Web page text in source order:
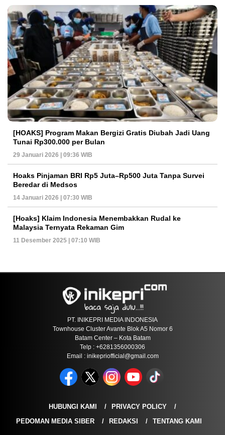
[HOAKS] Program Makan Bergizi Gratis Diubah Jadi Uang
Tunai Rp300.000 per Bulan
29 Januari 2026 | 09:36 WIB
Hoaks Pinjaman BRI Rp5 Juta–Rp500 Juta Tanpa Survei
Beredar di Medsos
14 Januari 2026 | 07:30 WIB
[Hoaks] Klaim Indonesia Menembakkan Rudal ke
Malaysia Ternyata Rekaman Gim
11 Desember 2025 | 07:10 WIB
PT. INIKEPRI MEDIA INDONESIA
Townhouse Cluster Avante Blok A5 Nomor 6
Batam Center – Kota Batam
Telp : +6281356000306
Email : inikepriofficial@gmail.com
HUBUNGI KAMI
PRIVACY POLICY
PEDOMAN MEDIA SIBER
REDAKSI TENTANG KAMI